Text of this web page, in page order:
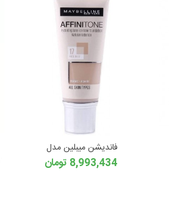
فاندیشن میبلین مدل
8,993,434 تومان